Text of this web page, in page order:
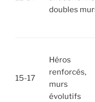
doubles
15-17
Héros
renforcés,
murs
évolutifs